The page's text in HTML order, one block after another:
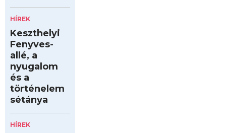
HÍREK
Keszthelyi
Fenyves-
allé, a
nyugalom
és a
történelem
sétánya
HÍREK